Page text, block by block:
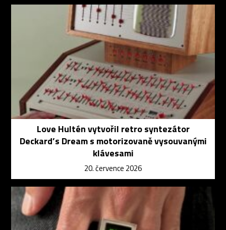
Love Hultén vytvořil retro syntezátor
Deckard’s Dream s motorizovaně vysouvanými
klávesami
20. července 2026